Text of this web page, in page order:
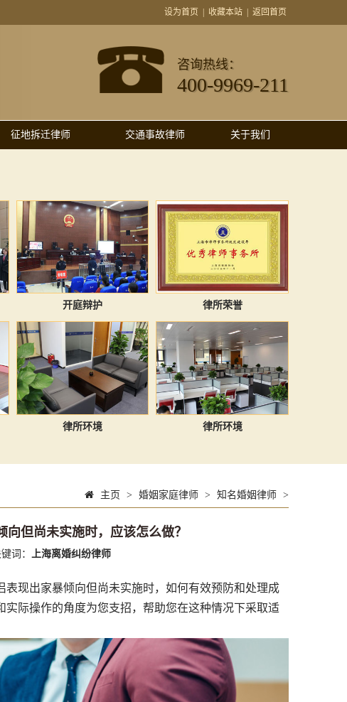
设为首页 收藏本站 返回首页
咨询热线：
400-9969-211
征地拆迁律师 交通事故律师 关于我们
开庭辩护 律所荣誉
律所环境 律所环境
主页 > 婚姻家庭律师 > 知名婚姻律师 >
向但尚未实施时，应该怎么做？
词： 上海离婚纠纷律师
现出家暴倾向但尚未实施时，如何有效预防和处理成
实际操作的角度为您支招，帮助您在这种情况下采取适